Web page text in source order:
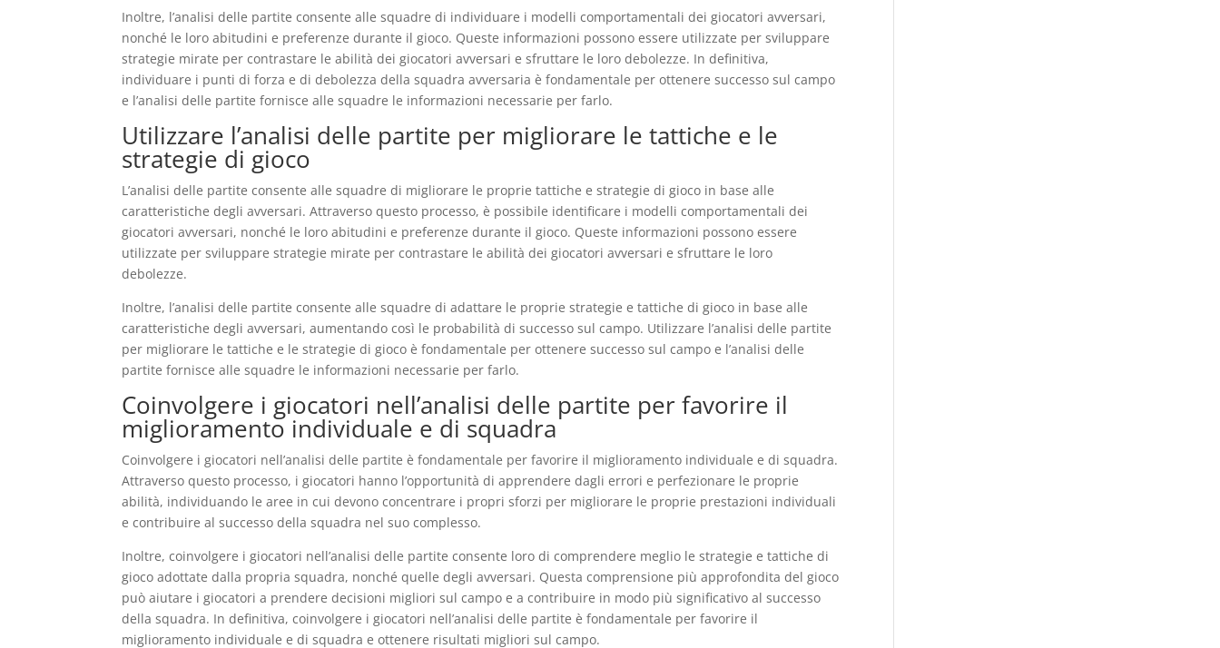
Inoltre, l’analisi delle partite consente alle squadre di individuare i modelli comportamentali dei giocatori avversari,
nonché le loro abitudini e preferenze durante il gioco. Queste informazioni possono essere utilizzate per sviluppare
strategie mirate per contrastare le abilità dei giocatori avversari e sfruttare le loro debolezze. In definitiva,
individuare i punti di forza e di debolezza della squadra avversaria è fondamentale per ottenere successo sul campo
e l’analisi delle partite fornisce alle squadre le informazioni necessarie per farlo.
Utilizzare l’analisi delle partite per migliorare le tattiche e le
strategie di gioco
L’analisi delle partite consente alle squadre di migliorare le proprie tattiche e strategie di gioco in base alle
caratteristiche degli avversari. Attraverso questo processo, è possibile identificare i modelli comportamentali dei
giocatori avversari, nonché le loro abitudini e preferenze durante il gioco. Queste informazioni possono essere
utilizzate per sviluppare strategie mirate per contrastare le abilità dei giocatori avversari e sfruttare le loro
debolezze.
Inoltre, l’analisi delle partite consente alle squadre di adattare le proprie strategie e tattiche di gioco in base alle
caratteristiche degli avversari, aumentando così le probabilità di successo sul campo. Utilizzare l’analisi delle partite
per migliorare le tattiche e le strategie di gioco è fondamentale per ottenere successo sul campo e l’analisi delle
partite fornisce alle squadre le informazioni necessarie per farlo.
Coinvolgere i giocatori nell’analisi delle partite per favorire il
miglioramento individuale e di squadra
Coinvolgere i giocatori nell’analisi delle partite è fondamentale per favorire il miglioramento individuale e di squadra.
Attraverso questo processo, i giocatori hanno l’opportunità di apprendere dagli errori e perfezionare le proprie
abilità, individuando le aree in cui devono concentrare i propri sforzi per migliorare le proprie prestazioni individuali
e contribuire al successo della squadra nel suo complesso.
Inoltre, coinvolgere i giocatori nell’analisi delle partite consente loro di comprendere meglio le strategie e tattiche di
gioco adottate dalla propria squadra, nonché quelle degli avversari. Questa comprensione più approfondita del gioco
può aiutare i giocatori a prendere decisioni migliori sul campo e a contribuire in modo più significativo al successo
della squadra. In definitiva, coinvolgere i giocatori nell’analisi delle partite è fondamentale per favorire il
miglioramento individuale e di squadra e ottenere risultati migliori sul campo.